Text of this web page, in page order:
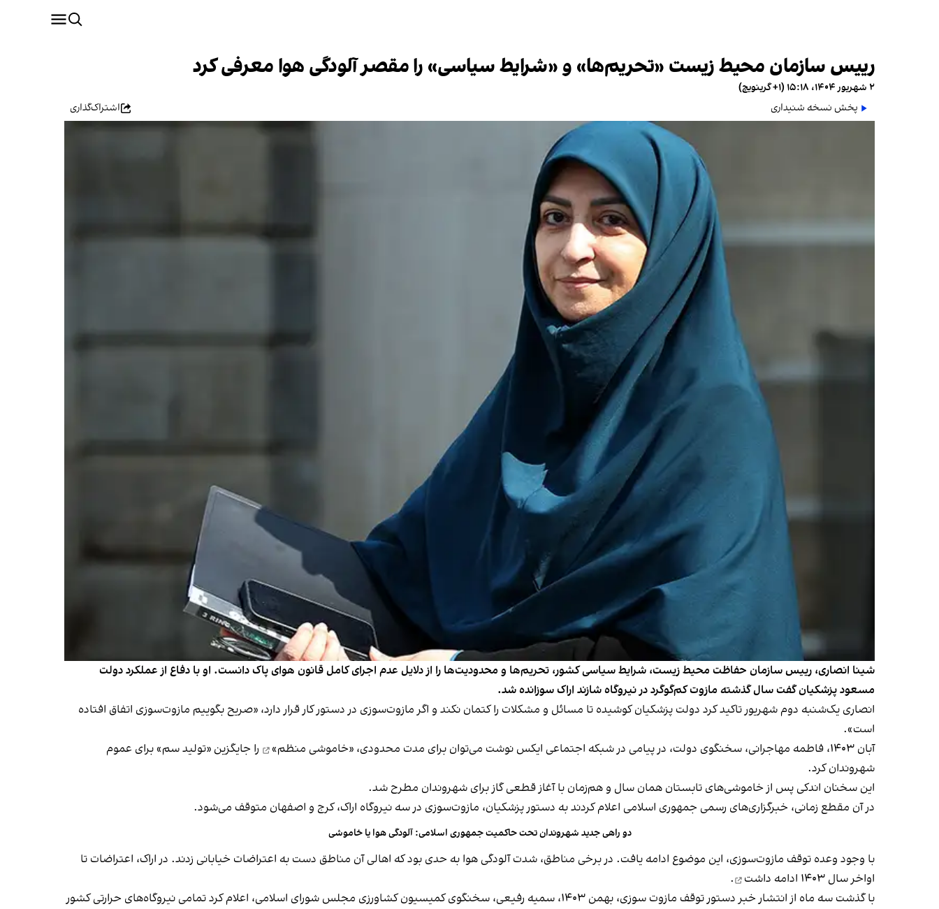
رییس سازمان محیط زیست «تحریم‌ها» و «شرایط سیاسی» را مقصر آلودگی هوا معرفی کرد
۲ شهریور ۱۴۰۴، ۱۵:۱۸ (‎+۱ گرینویچ)
پخش نسخه شنیداری
اشتراک‌گذاری
شینا انصاری، رییس سازمان حفاظت محیط زیست، شرایط سیاسی کشور، تحریم‌ها و محدودیت‌ها را از دلایل‌ عدم اجرای کامل قانون هوای پاک دانست. او با دفاع از عملکرد دولت
مسعود پزشکیان گفت سال گذشته مازوت کم‌گوگرد در نیروگاه شازند اراک سوزانده شد.
انصاری یک‌شنبه دوم شهریور تاکید کرد دولت پزشکیان کوشیده تا مسائل و مشکلات را کتمان نکند و اگر مازوت‌سوزی در دستور کار قرار دارد، «صریح بگوییم مازوت‌سوزی اتفاق افتاده
است».
آبان ۱۴۰۳، فاطمه مهاجرانی، سخنگوی دولت، در پیامی در شبکه اجتماعی ایکس نوشت می‌توان برای مدت محدودی،
«خاموشی منظم»
را جایگزین «تولید سم» برای عموم
شهروندان کرد.
این سخنان اندکی پس از خاموشی‌های تابستان همان سال و هم‌زمان با آغاز قطعی گاز برای شهروندان مطرح شد.
در آن مقطع زمانی، خبرگزاری‌های رسمی جمهوری اسلامی اعلام کردند به دستور پزشکیان، مازوت‌سوزی در سه نیروگاه اراک، کرج و اصفهان متوقف می‌شود.
دو راهی جدید شهروندان تحت حاکمیت جمهوری اسلامی: آلودگی هوا یا خاموشی
با وجود وعده توقف مازوت‌سوزی، این موضوع ادامه یافت. در برخی مناطق، شدت آلودگی هوا به حدی بود که اهالی آن مناطق دست به اعتراضات خیابانی زدند. در اراک، اعتراضات تا
اواخر سال ۱۴۰۳
ادامه داشت
.
با گذشت سه ماه از انتشار خبر دستور توقف مازوت سوزی، بهمن ۱۴۰۳، سمیه رفیعی، سخنگوی کمیسیون کشاورزی مجلس شورای اسلامی، اعلام کرد تمامی نیروگاه‌های حرارتی کشور